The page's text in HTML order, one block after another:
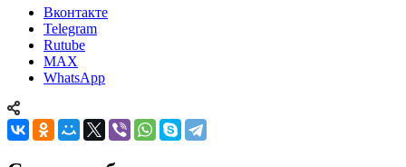
Вконтакте
Telegram
Rutube
MAX
WhatsApp